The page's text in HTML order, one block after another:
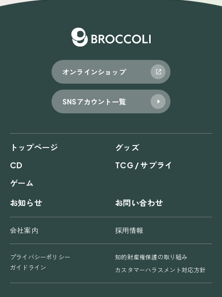
ゲ
オンラインショップ
SNSアカウント一覧
トップページ
グッズ
CD
TCG / サプライ
ゲーム
お知らせ
お問い合わせ
会社案内 採用情報
プライバシーポリシー
知的財産権保護の取り組み
ガイドライン
カスタマーハラスメント対応方針